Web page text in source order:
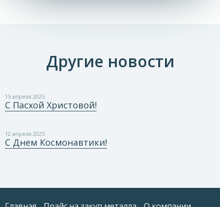
Другие новости
15 апреля 2025
С Пасхой Христовой!
12 апреля 2025
С Днем Космонавтики!